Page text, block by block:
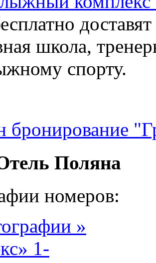
школа,
спорту.
бронирование
Поляна
номеров:
»